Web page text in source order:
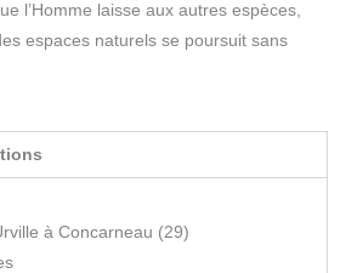
l’Homme laisse aux autres espèces,
espaces naturels se poursuit sans
à Concarneau (29)